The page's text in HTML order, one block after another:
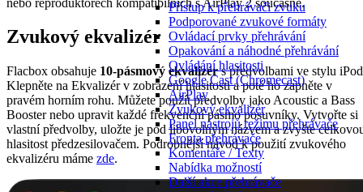
Přístup k přehrávači zvuku
Podporované zvukové formáty
Ovládací prvky přehrávání
Opakování a náhodné přehrávání
Ovládání hlasitosti
Google Cast (Chromecast)
AirPlay
Zvukový ekvalizér
Panel nástrojů režimu přehrávače
Fronta přehrávače
Komentáře / Texty
Nabídka možností
Další akce přehrávače
Zvukový ekvalizér
Flacbox obsahuje 10-pásmový ekvalizérs předvolbami ve stylu
Klepněte na Ekvalizér v zobrazení hlasitosti a poté ho zapněte v
pravém horním rohu. Můžete použít předvolby jako Acoustic a Bass
Booster nebo upravit každé frekvenční pásmo posuvníky. Vytvořte si
vlastní předvolby, uložte je pod libovolným názvem a zvyšte
hlasitost předzesilovačem. Podrobnější návod k použití zvukového
ekvalizéru máme zde.